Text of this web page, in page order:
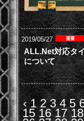
2019/05/27
ALL.Net対応タ
について
‹ 1 2 3 4 5
15 16 17 18